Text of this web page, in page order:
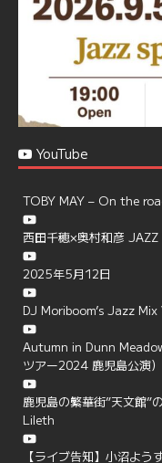
YouTube
TOBY MAY – On the
西田千穂×奥村和彦 JAZZ
2025年5月12日
DJ Moriboom’s Jazz
Autumn in Dunn
ツアー2024 鹿児島公演）
鹿児島の繁華街”天文館
Lileth
【ライブ告知】小沼よ